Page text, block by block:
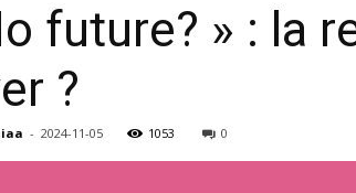
future? » : la
?
- 2024-11-05 1053 0